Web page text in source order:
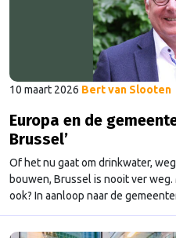
10 maart 2026 Bert van Slooten
Europa en de
Brussel’
Of het nu gaat om drinkwater,
bouwen, Brussel is nooit ver
ook? In aanloop naar de
Nieuwe in gesprek met politici
Jansen, wethouder uit Dongen.